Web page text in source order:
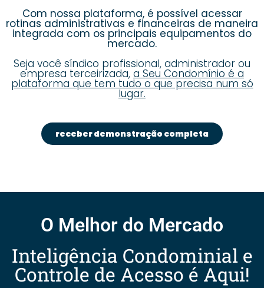
Com nossa plataforma, é possível acessar
rotinas administrativas e financeiras de maneira
integrada com os principais equipamentos do
mercado.
Seja você síndico profissional, administrador ou
empresa terceirizada, a Seu Condomínio é a
plataforma que tem tudo o que precisa num só
lugar.
receber demonstração completa
O Melhor do Mercado
Inteligência Condominial e
Controle de Acesso é Aqui!